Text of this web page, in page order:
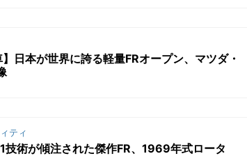
日本が世界に誇る軽量FRオープン、マツダ・
ティ
技術が傾注された傑作FR、1969年式ロータ